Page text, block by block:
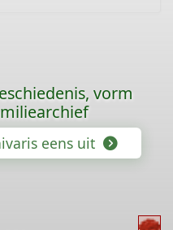
vorm
eens uit